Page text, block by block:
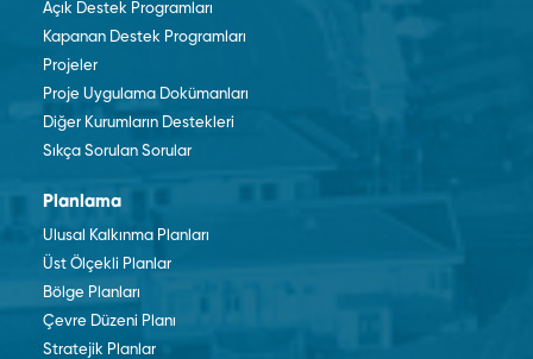
Açık Destek Programları
Kapanan Destek Programları
Projeler
Proje Uygulama Dokümanları
Diğer Kurumların Destekleri
Sıkça Sorulan Sorular
Planlama
Ulusal Kalkınma Planları
Üst Ölçekli Planlar
Bölge Planları
Çevre Düzeni Planı
Stratejik Planlar